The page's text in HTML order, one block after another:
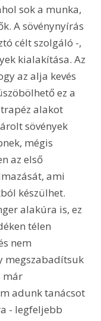
sok a munka,
A sövénynyírás
célt szolgáló -,
kialakítása. Az
az alja kevés
ez a
alakot
sövények
mégis
az első
ami
készülhet.
alakúra is, ez
télen
nem
megszabadítsuk
már
adunk tanácsot
- legfeljebb